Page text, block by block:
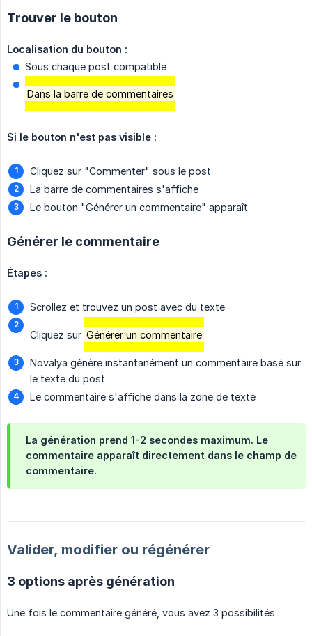
Trouver le bouton
Localisation du bouton :
Sous chaque post compatible
Dans la barre de commentaires
Si le bouton n'est pas visible :
Cliquez sur "Commenter" sous le post
La barre de commentaires s'affiche
Le bouton "Générer un commentaire" apparaît
Générer le commentaire
Étapes :
Scrollez et trouvez un post avec du texte
Cliquez sur Générer un commentaire
Novalya génère instantanément un commentaire basé sur
le texte du post
Le commentaire s'affiche dans la zone de texte
La génération prend 1-2 secondes maximum. Le
commentaire apparaît directement dans le champ de
commentaire.
Valider, modifier ou régénérer
3 options après génération
Une fois le commentaire généré, vous avez 3 possibilités :